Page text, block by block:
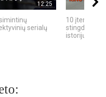
12:25
serialų
10 įtemptų,
stingdančių
istorijų